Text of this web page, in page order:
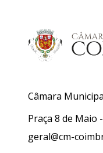
Câmara
Praça 8 de Maio
geral@cm-